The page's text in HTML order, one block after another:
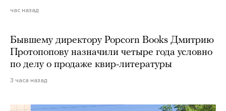
час назад
Бывшему директору Popcorn Books Дмитрию
Протопопову назначили четыре года условно
по делу о продаже квир-литературы
3 часа назад